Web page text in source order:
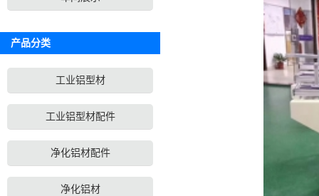
产品分类
工业铝型材
工业铝型材配件
净化铝材配件
净化铝材